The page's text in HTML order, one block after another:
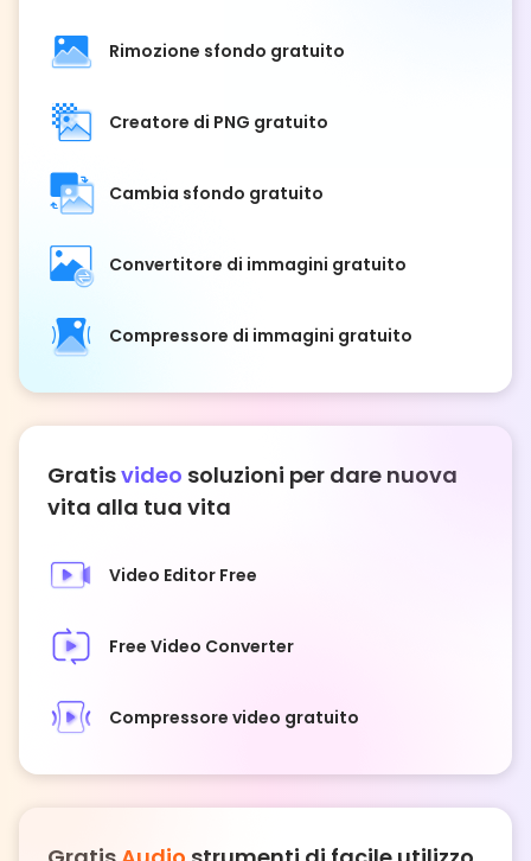
Rimozione sfondo gratuito
Creatore di PNG gratuito
Cambia sfondo gratuito
Convertitore di immagini gratuito
Compressore di immagini gratuito
Gratisvideo soluzioni per dare nuova
vita alla tua vita
Video Editor Free
Free Video Converter
Compressore video gratuito